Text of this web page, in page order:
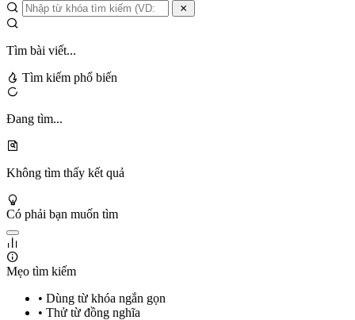
Tìm bài viết...
Tìm kiếm phổ biến
Đang tìm...
Không tìm thấy kết quả
Có phải bạn muốn tìm
Mẹo tìm kiếm
• Dùng từ khóa ngắn gọn
• Thử từ đồng nghĩa